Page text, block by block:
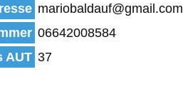
mariobaldauf@gmail.com
06642008584
AUT 37